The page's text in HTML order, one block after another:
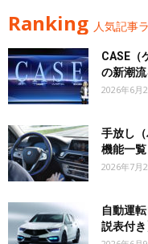
Ranking 人気記事
CASE（
の新潮
2026年6月
手放し
機能一
2026年7月
自動運
説表付き